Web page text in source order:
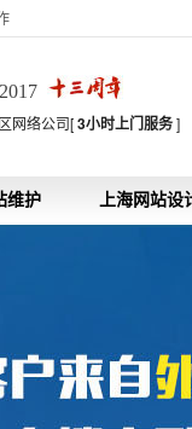
网络公司[3小时上门服务]
维护 上海网站设